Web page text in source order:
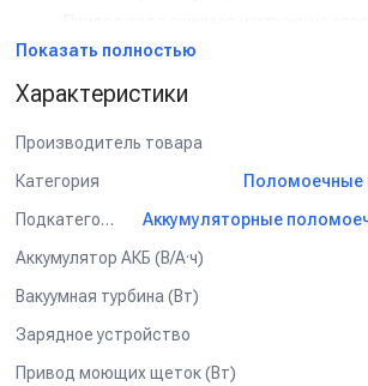
До 2 часов автономной работы от АКБ.
разводов.
Компактность и удобство в хранении.
Принцип работы
Щетка вращается и подает раствор
Щетка механически очищает
Встроенный вакуумный узел
Пол остается чистым и сухим.
Спектр применения
Показать полностью
Характеристики
Производитель товара
Категория
Подкатегория
Аккумулятор АКБ (В/А·ч)
Вакуумная турбина (Вт)
Зарядное устройство
Привод моющих щеток (Вт)